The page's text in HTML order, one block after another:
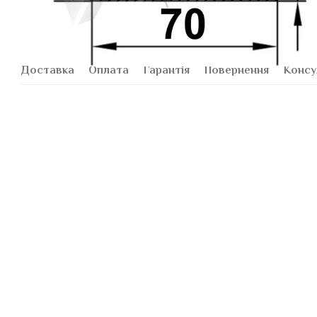
Доставка Оплата Гарантія Повернення